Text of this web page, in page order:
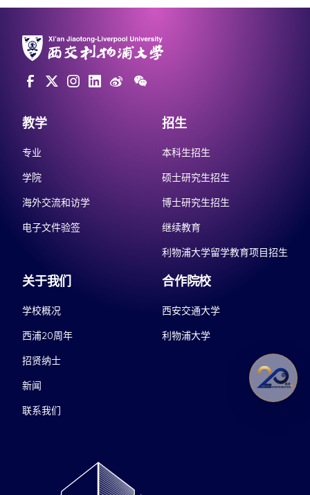
教学
专业
学院
海外交流和访学
电子文件验签
招生
本科生招生
硕士研究生招生
博士研究生招生
继续教育
利物浦大学留学教育项目招生
关于我们
学校概况
西浦20周年
招贤纳士
新闻
联系我们
合作院校
西安交通大学
利物浦大学